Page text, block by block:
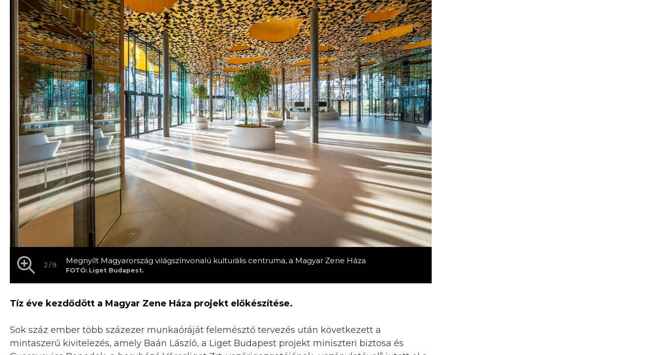
2 / 9 Megnyílt Magyarország világszínvonalú kulturális centruma, a Magyar Zene Háza
FOTÓ: Liget Budapest.
Tíz éve kezdődött a Magyar Zene Háza projekt előkészítése.
Sok száz ember több százezer munkaóráját felemésztő tervezés után következett a
mintaszerű kivitelezés, amely Baán László, a Liget Budapest projekt miniszteri biztosa és